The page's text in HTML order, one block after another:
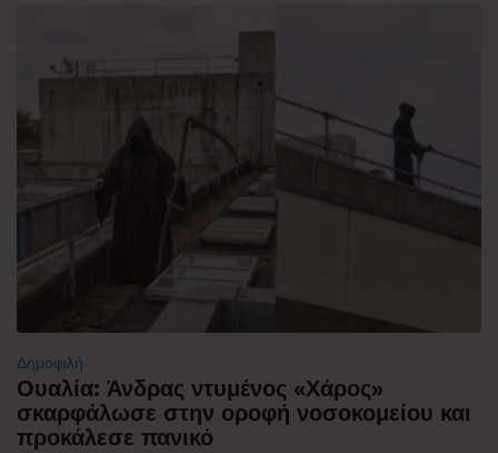
Δημοφιλή
Ουαλία: Άνδρας ντυμένος «Χάρος»
σκαρφάλωσε στην οροφή νοσοκομείου και
προκάλεσε πανικό